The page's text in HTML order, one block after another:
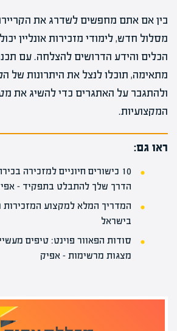
בין אם אתם מחפשים לשדרג את
מסלול חדש, לימודי מזכירות אונליין
הכלים והידע הדרושים להצלחה. עם
מתאימה, תוכלו לנצל את היתרונות של
ולהתגבר על האתגרים כדי להשיג את
המקצועיות.
ראו גם:
10 כישורים חיוניים למזכירה
הדרך שלך להתבלט בתפקיד –
המדריך המלא למקצוע המזכירות
בישראל
סודות הפאוור פוינט: טיפים
מצגות מרשימות – אפיק